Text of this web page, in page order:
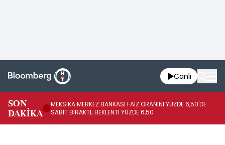
Canlı
SON
DAKİKA
MEKSİKA MERKEZ BANKASI FAİZ ORANINI YÜZDE 6,50'DE
SABİT BIRAKTI; BEKLENTİ YÜZDE 6,50